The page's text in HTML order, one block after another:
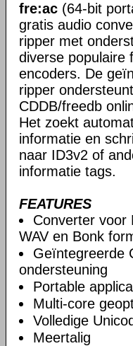
fre:ac (64-bit
gratis audio
ripper met
diverse populaire
encoders. De
ripper
CDDB/freedb
Het zoekt
informatie en
naar ID3v2 of
informatie tags.
FEATURES
Converter voor
WAV en Bonk
Geïntegreerde
ondersteuning
Portable
Multi-core
Volledige
Meertalig